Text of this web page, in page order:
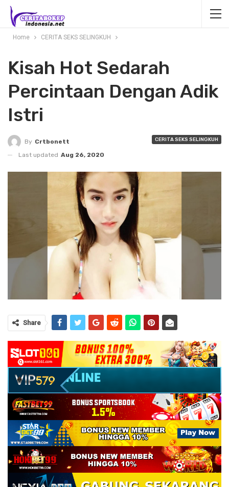
Home CERITA SEKS SELINGKUH
Kisah Hot Sedarah
Percintaan Dengan Adik
Istri
CERITA SEKS SELINGKUH
By Crtbonett
Last updated Aug 26, 2020
Share